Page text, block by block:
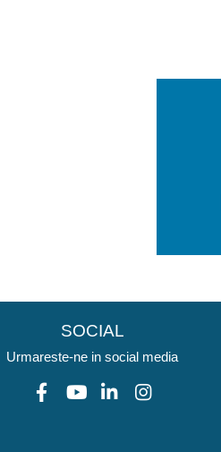
SOCIAL
Urmareste-ne in social media